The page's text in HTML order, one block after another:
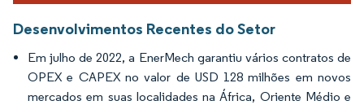
Desenvolvimentos Recentes do Setor
Em julho de 2022, a EnerMech garantiu vários contratos de
OPEX e CAPEX no valor de USD 128 milhões em novos
mercados em suas localidades na África, Oriente Médio e